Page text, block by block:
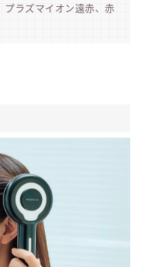
プラズマイオン遠赤、赤